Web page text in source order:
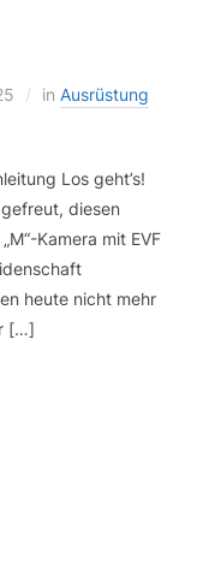
in Ausrüstung
Los geht’s!
diesen
Kamera mit EVF
heute nicht mehr
[…]